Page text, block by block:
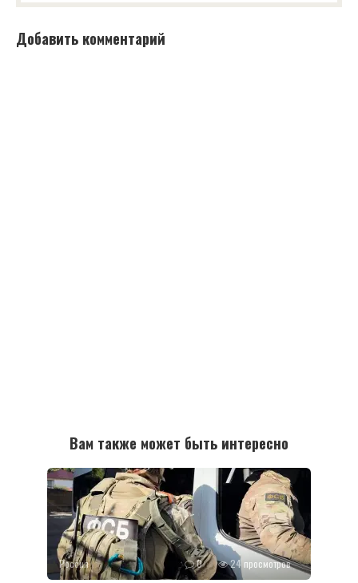
Добавить комментарий
Вам также может быть интересно
Россия 0 24 просмотров